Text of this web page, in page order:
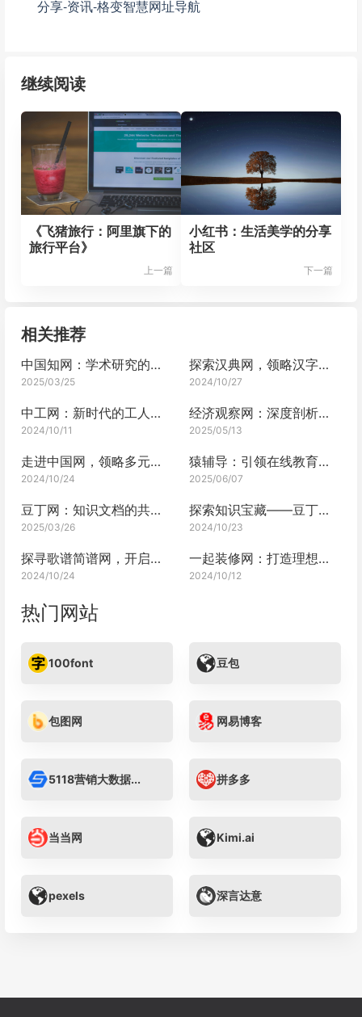
分享-资讯-格变智慧网址导航
继续阅读
《飞猪旅行：阿里旗下的
旅行平台》
上一篇
小红书：生活美学的分享
社区
下一篇
相关推荐
中国知网：学术研究的重要资源库
2025/03/25
探索汉典网，领略汉字文化的博大精深
2024/10/27
中工网：新时代的工人之声
2024/10/11
经济观察网：深度剖析经济的宝藏平台
2025/05/13
走进中国网，领略多元中国
2024/10/24
猿辅导：引领在线教育新风尚
2025/06/07
豆丁网：知识文档的共享中心
2025/03/26
探索知识宝藏——豆丁文库网的魅力之旅
2024/10/23
探寻歌谱简谱网，开启音乐之旅
2024/10/24
一起装修网：打造理想家居新体验
2024/10/12
热门网站
100font 豆包
包图网 网易博客
5118营销大数据... 拼多多
当当网 Kimi.ai
pexels 深言达意